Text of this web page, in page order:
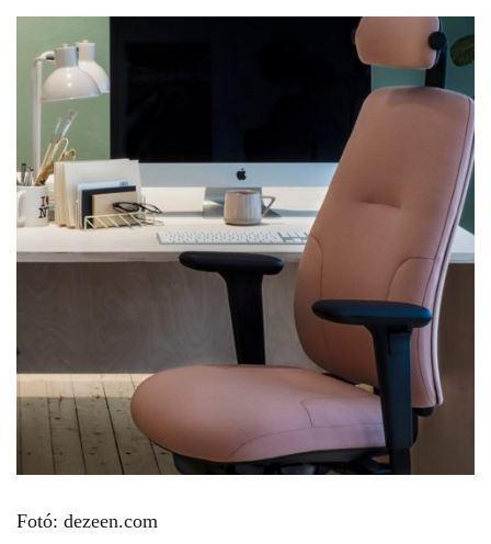
Fotó: dezeen.com